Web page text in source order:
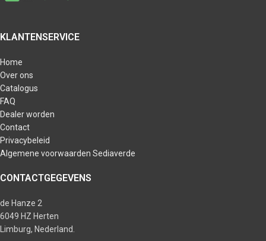
KLANTENSERVICE
Home
Over ons
Catalogus
FAQ
Dealer worden
Contact
Privacybeleid
Algemene voorwaarden Sediaverde
CONTACTGEGEVENS
de Hanze 2
6049 HZ Herten
Limburg, Nederland.